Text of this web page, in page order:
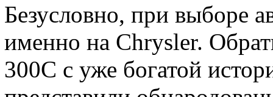
Безусловно, при выборе
именно на Chrysler.
300С с уже богатой